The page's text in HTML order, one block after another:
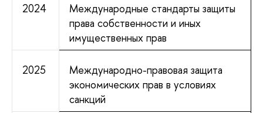
2024
Международные стандарты защиты
права собственности и иных
имущественных прав
2025
Международно-правовая защита
экономических прав в условиях
санкций